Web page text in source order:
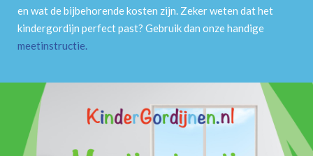
en wat de bijbehorende kosten zijn. Zeker weten dat het
kindergordijn perfect past? Gebruik dan onze handige
meetinstructie.